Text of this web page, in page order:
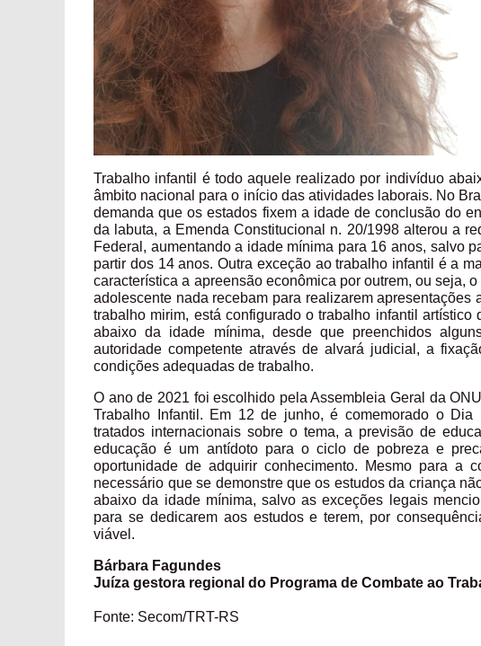
Trabalho infantil é todo aquele realizado por indivíduo
âmbito nacional para o início das atividades laborais. No
demanda que os estados fixem a idade de conclusão do
da labuta, a Emenda Constitucional n. 20/1998 alterou a
Federal, aumentando a idade mínima para 16 anos, salvo
partir dos 14 anos. Outra exceção ao trabalho infantil é a
característica a apreensão econômica por outrem, ou seja,
adolescente nada recebam para realizarem
trabalho mirim, está configurado o trabalho infantil
abaixo da idade mínima, desde que preenchidos
autoridade competente através de alvará judicial, a
condições adequadas de trabalho.
O ano de 2021 foi escolhido pela Assembleia Geral da
Trabalho Infantil. Em 12 de junho, é comemorado o
tratados internacionais sobre o tema, a previsão de
educação é um antídoto para o ciclo de pobreza e
oportunidade de adquirir conhecimento. Mesmo para a
necessário que se demonstre que os estudos da criança
abaixo da idade mínima, salvo as exceções legais
para se dedicarem aos estudos e terem, por
viável.
Bárbara Fagundes
Juíza gestora regional do Programa de Combate ao
Fonte: Secom/TRT-RS